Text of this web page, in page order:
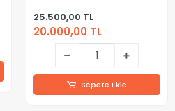
25.500,00 TL
20.000,00 TL
Sepete Ekle